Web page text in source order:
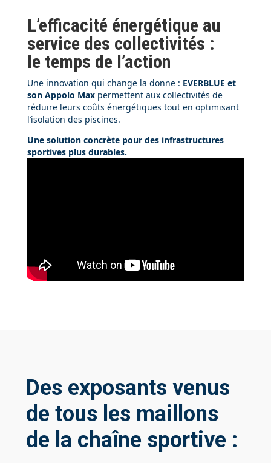
L’efficacité énergétique au
service des collectivités :
le temps de l’action
Une innovation qui change la donne : EVERBLUE et
son Appolo Maxpermettent aux collectivités de
réduire leurs coûts énergétiques tout en optimisant
l’isolation des piscines.
Une solution concrète pour des infrastructures
sportives plus durables.
Des exposants venus
de tous les maillons
de la chaîne sportive :